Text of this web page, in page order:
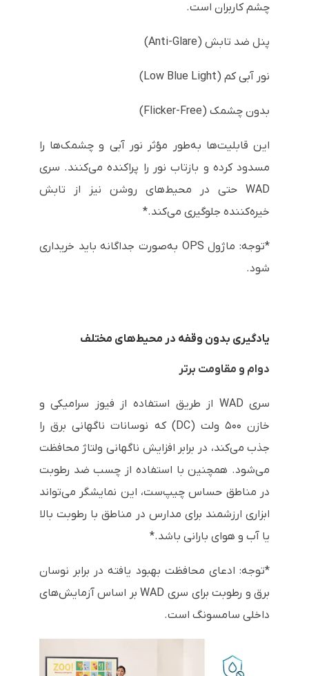
چشم کاربران است.
پنل ضد تابش (Anti-Glare)
نور آبی کم (Low Blue Light)
بدون چشمک (Flicker-Free)
این قابلیت‌ها به‌طور مؤثر نور آبی و چشمک‌ها را
مسدود کرده و بازتاب نور را پراکنده می‌کنند. سری
WAD حتی در محیط‌های روشن نیز از تابش
خیره‌کننده جلوگیری می‌کند.*
*توجه: ماژول OPS به‌صورت جداگانه باید خریداری
شود.
یادگیری بدون وقفه در محیط‌های مختلف
دوام و مقاومت برتر
سری WAD از طریق استفاده از فیوز سرامیکی و
خازن ۵۰۰ ولت (DC) که نوسانات ناگهانی برق را
جذب می‌کند، در برابر افزایش ناگهانی ولتاژ محافظت
می‌شود. همچنین با استفاده از چسب ضد رطوبت
در مناطق حساس چیپ‌ست، این نمایشگر می‌تواند
ابزاری ارزشمند برای مدارس در مناطق با رطوبت بالا
یا آب و هوای بارانی باشد.*
*توجه: ادعای محافظت بهبود یافته در برابر نوسان
برق و رطوبت برای سری WAD بر اساس آزمایش‌های
داخلی سامسونگ است.